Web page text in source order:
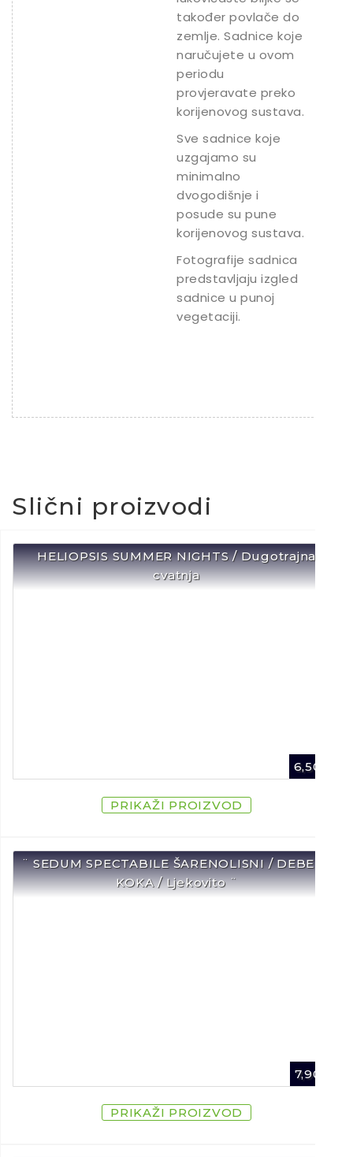
također povlače do
zemlje. Sadnice koje
naručujete u ovom
periodu
provjeravate preko
korijenovog sustava.
Sve sadnice koje
uzgajamo su
minimalno
dvogodišnje i
posude su pune
korijenovog sustava.
Fotografije sadnica
predstavljaju izgled
sadnice u punoj
vegetaciji.
Slični proizvodi
HELIOPSIS SUMMER NIGHTS / Dugotrajna
cvatnja
6,50
PRIKAŽI PROIZVOD
¨ SEDUM SPECTABILE ŠARENOLISNI / DEBELA
KOKA / Ljekovito ¨
7,90
PRIKAŽI PROIZVOD